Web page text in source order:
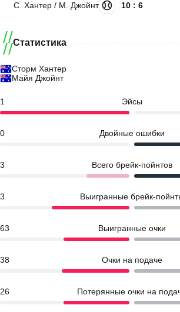
С. Хантер / М. Джойнт 10 : 6
Статистика
Сторм Хантер
Майя Джойнт
1 Эйсы
0 Двойные ошибки
3 Всего брейк-пойнтов
3 Выигранные брейк-
63 Выигранные очки
38 Очки на подаче
26 Потерянные очки на